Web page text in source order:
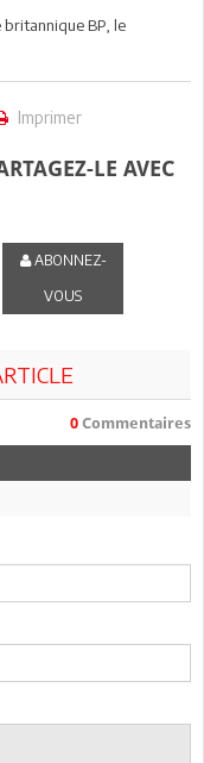
BP, le
Imprimer
LE AVEC
ABONNEZ-
VOUS
0 Commentaires